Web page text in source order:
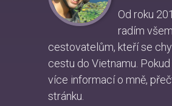
Od roku
radím všem
cestovatelům, kteří se
cestu do Vietnamu.
více informací o mně,
stránku